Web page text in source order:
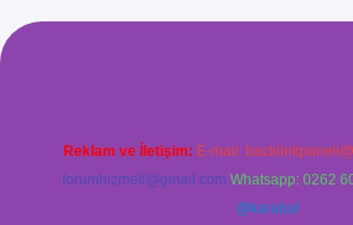
giriş
Reklam ve İletişim: E-mail:
forumhizmeti@gmail.com Whatsapp: 0262
@karabul